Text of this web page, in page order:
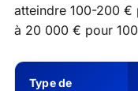
atteindre 100-200 €
à 20 000 € pour
Type de